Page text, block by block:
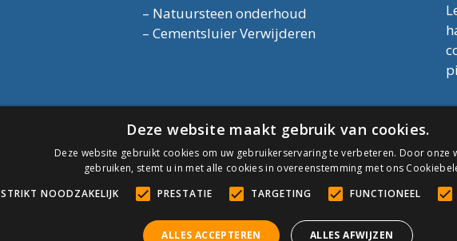
– Natuursteen onderhoud
– Cementsluier Verwijderen
Deze website maakt gebruik van cookies.
Deze website gebruikt cookies om uw gebruikerservaring te verbeteren. Door onze
gebruiken, stemt u in met alle cookies in overeenstemming met ons
STRIKT NOODZAKELIJK
PRESTATIE TARGETING FUNCTIONEEL
ALLES ACCEPTEREN ALLES AFWIJZEN